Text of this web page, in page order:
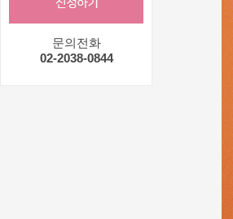
문의전화
02-2038-0844